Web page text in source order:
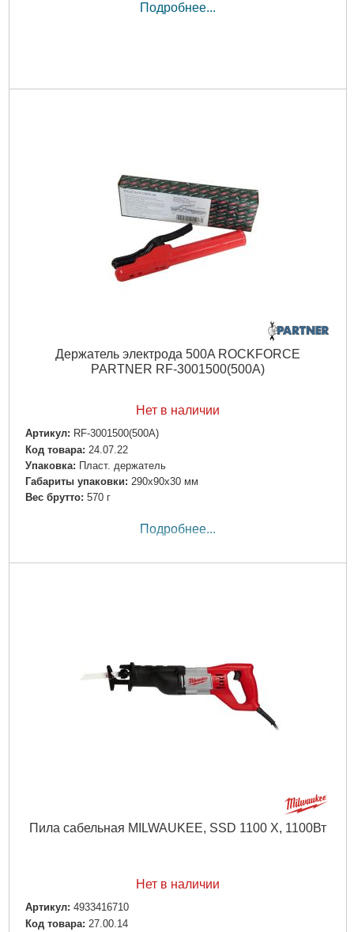
Подробнее...
Держатель электрода 500A ROCKFORCE
PARTNER RF-3001500(500A)
Нет в наличии
Артикул: RF-3001500(500A)
Код товара: 24.07.22
Упаковка: Пласт. держатель
Габариты упаковки: 290x90x30 мм
Вес брутто: 570 г
Подробнее...
Пила сабельная MILWAUKEE, SSD 1100 X, 1100Вт
Нет в наличии
Артикул: 4933416710
Код товара: 27.00.14